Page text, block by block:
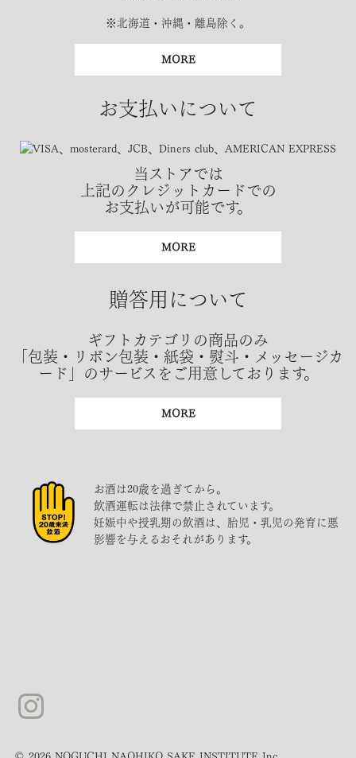
※北海道・沖縄・離島除く。
MORE
お支払いについて
当ストアでは
上記のクレジットカードでの
お支払いが可能です。
MORE
贈答用について
ギフトカテゴリの商品のみ
「包装・リボン包装・紙袋・熨斗・メッセージカ
ード」のサービスをご用意しております。
MORE
お酒は20歳を過ぎてから。
飲酒運転は法律で禁止されています。
妊娠中や授乳期の飲酒は、胎児・乳児の発育に悪
影響を与えるおそれがあります。